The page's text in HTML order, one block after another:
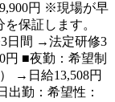
円 ※現場が早
保証します。
間 →法定研修3
円 ■夜勤：希望制
→日給13,508円
出勤：希望性：